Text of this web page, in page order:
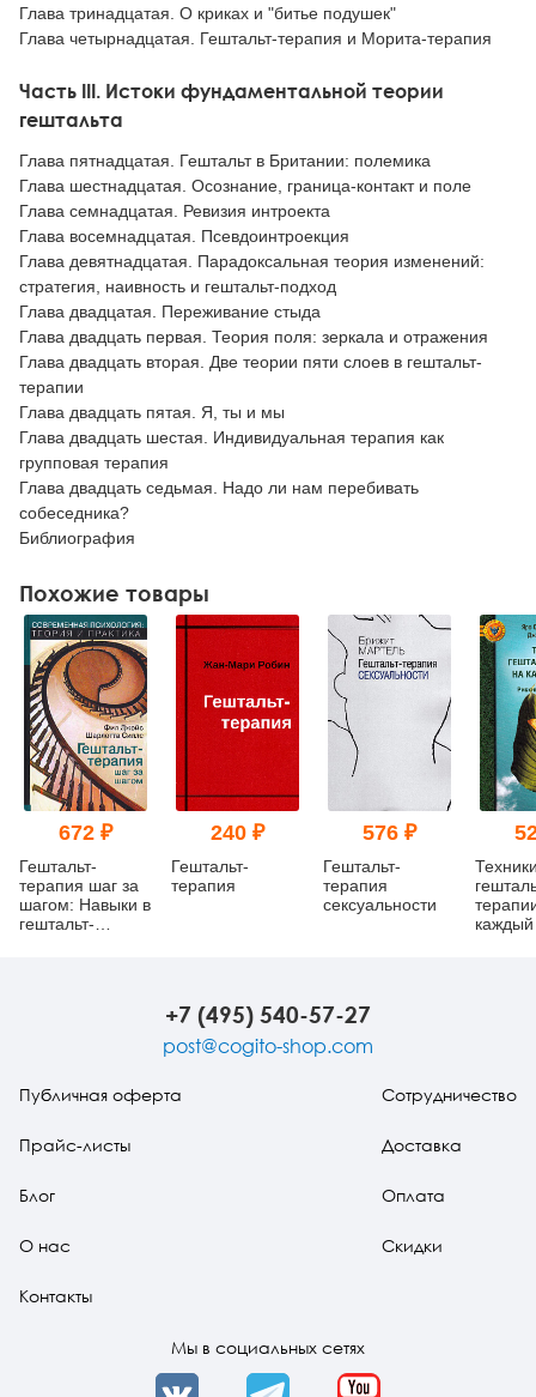
Глава тринадцатая. О криках и "битье подушек"
Глава четырнадцатая. Гештальт-терапия и Морита-терапия
Часть III. Истоки фундаментальной теории
гештальта
Глава пятнадцатая. Гештальт в Британии: полемика
Глава шестнадцатая. Осознание, граница-контакт и поле
Глава семнадцатая. Ревизия интроекта
Глава восемнадцатая. Псевдоинтроекция
Глава девятнадцатая. Парадоксальная теория изменений:
стратегия, наивность и гештальт-подход
Глава двадцатая. Переживание стыда
Глава двадцать первая. Теория поля: зеркала и отражения
Глава двадцать вторая. Две теории пяти слоев в гештальт-
терапии
Глава двадцать пятая. Я, ты и мы
Глава двадцать шестая. Индивидуальная терапия как
групповая терапия
Глава двадцать седьмая. Надо ли нам перебивать
собеседника?
Библиография
Похожие товары
672 ₽
Гештальт-
терапия шаг за
шагом: Навыки в
гештальт-
240 ₽
Гештальт-
терапия
576 ₽
Гештальт-
терапия
сексуальности
+7 (495) 540-57-27
post@cogito-shop.com
Публичная оферта
Прайс-листы
Блог
О нас
Контакты
Сотрудничество
Доставка
Оплата
Скидки
Мы в социальных сетях